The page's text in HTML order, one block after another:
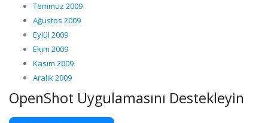
Temmuz 2009
Ağustos 2009
Eylül 2009
Ekim 2009
Kasım 2009
Aralık 2009
OpenShot Uygulamasını Destekleyin